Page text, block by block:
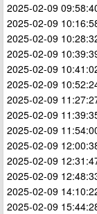
2025-02-09
2025-02-09
2025-02-09
2025-02-09
2025-02-09
2025-02-09
2025-02-09
2025-02-09
2025-02-09
2025-02-09
2025-02-09
2025-02-09
2025-02-09
2025-02-09